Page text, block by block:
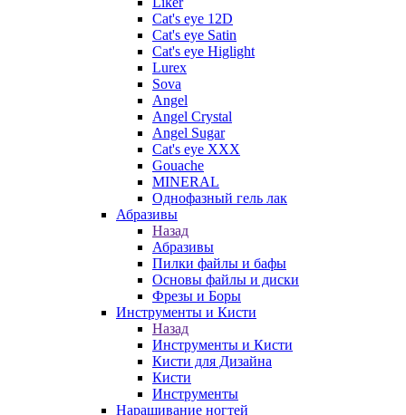
Cat's eye 12D
Cat's eye Satin
Cat's eye Higlight
Lurex
Sova
Angel
Angel Crystal
Angel Sugar
Cat's eye XXX
Gouache
MINERAL
Однофазный гель лак
Абразивы
Назад
Абразивы
Пилки файлы и бафы
Основы файлы и диски
Фрезы и Боры
Инструменты и Кисти
Назад
Инструменты и Кисти
Кисти для Дизайна
Кисти
Инструменты
Наращивание ногтей